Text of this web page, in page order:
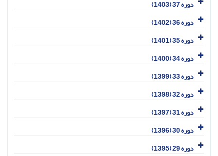
دوره 37 (1403)
دوره 36 (1402)
دوره 35 (1401)
دوره 34 (1400)
دوره 33 (1399)
دوره 32 (1398)
دوره 31 (1397)
دوره 30 (1396)
دوره 29 (1395)